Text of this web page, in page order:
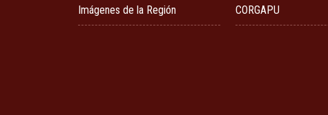
Imágenes de la Región CORGAPU